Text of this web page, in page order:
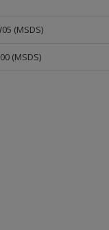
(MSDS)
(MSDS)